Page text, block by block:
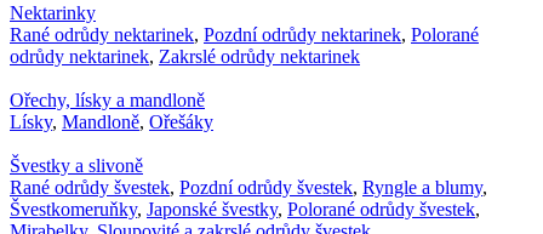
Nektarinky
Rané odrůdy nektarinek, Pozdní odrůdy nektarinek, Polorané
odrůdy nektarinek, Zakrslé odrůdy nektarinek
Ořechy, lísky a mandloně
Lísky, Mandloně, Ořešáky
Švestky a slivoně
Rané odrůdy švestek, Pozdní odrůdy švestek, Ryngle a blumy,
Švestkomeruňky, Japonské švestky, Polorané odrůdy švestek,